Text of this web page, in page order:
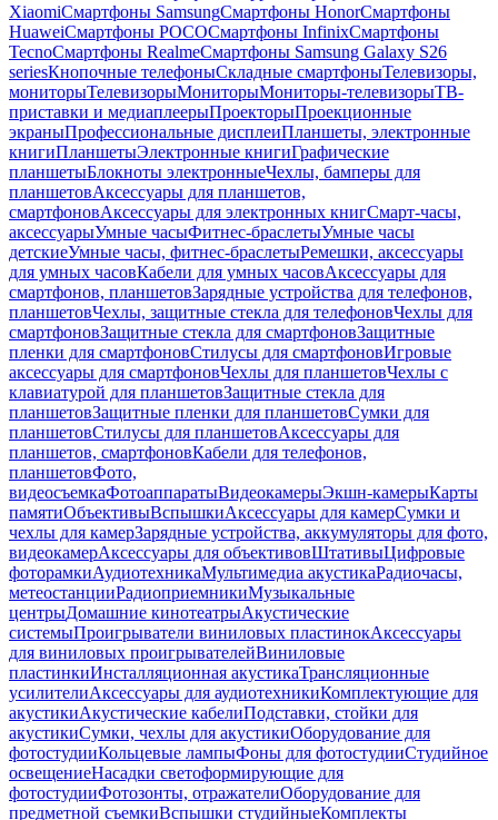
XiaomiСмартфоны SamsungСмартфоны HonorСмартфоны
HuaweiСмартфоны POCOСмартфоны InfinixСмартфоны
TecnoСмартфоны RealmeСмартфоны Samsung Galaxy S26
seriesКнопочные телефоныСкладные смартфоныТелевизоры,
мониторыТелевизорыМониторыМониторы-телевизорыТВ-
приставки и медиаплеерыПроекторыПроекционные
экраныПрофессиональные дисплеиПланшеты, электронные
книгиПланшетыЭлектронные книгиГрафические
планшетыБлокноты электронныеЧехлы, бамперы для
планшетовАксессуары для планшетов,
смартфоновАксессуары для электронных книгСмарт-часы,
аксессуарыУмные часыФитнес-браслетыУмные часы
детскиеУмные часы, фитнес-браслетыРемешки, аксессуары
для умных часовКабели для умных часовАксессуары для
смартфонов, планшетовЗарядные устройства для телефонов,
планшетовЧехлы, защитные стекла для телефоновЧехлы для
смартфоновЗащитные стекла для смартфоновЗащитные
пленки для смартфоновСтилусы для смартфоновИгровые
аксессуары для смартфоновЧехлы для планшетовЧехлы с
клавиатурой для планшетовЗащитные стекла для
планшетовЗащитные пленки для планшетовСумки для
планшетовСтилусы для планшетовАксессуары для
планшетов, смартфоновКабели для телефонов,
планшетовФото,
видеосъемкаФотоаппаратыВидеокамерыЭкшн-камерыКарты
памятиОбъективыВспышкиАксессуары для камерСумки и
чехлы для камерЗарядные устройства, аккумуляторы для фото,
видеокамерАксессуары для объективовШтативыЦифровые
фоторамкиАудиотехникаМультимедиа акустикаРадиочасы,
метеостанцииРадиоприемникиМузыкальные
центрыДомашние кинотеатрыАкустические
системыПроигрыватели виниловых пластинокАксессуары
для виниловых проигрывателейВиниловые
пластинкиИнсталляционная акустикаТрансляционные
усилителиАксессуары для аудиотехникиКомплектующие для
акустикиАкустические кабелиПодставки, стойки для
акустикиСумки, чехлы для акустикиОборудование для
фотостудииКольцевые лампыФоны для фотостудииСтудийное
освещениеНасадки светоформирующие для
фотостудииФотозонты, отражателиОборудование для
предметной съемкиВспышки студийныеКомплекты